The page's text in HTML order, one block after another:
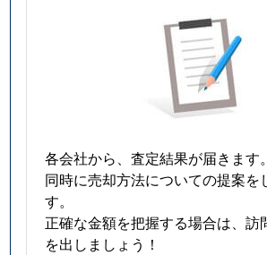
各会社から、査定結果が届きます。
同時に売却方法についての提案を
す。
正確な金額を把握する場合は、訪
を出しましょう！